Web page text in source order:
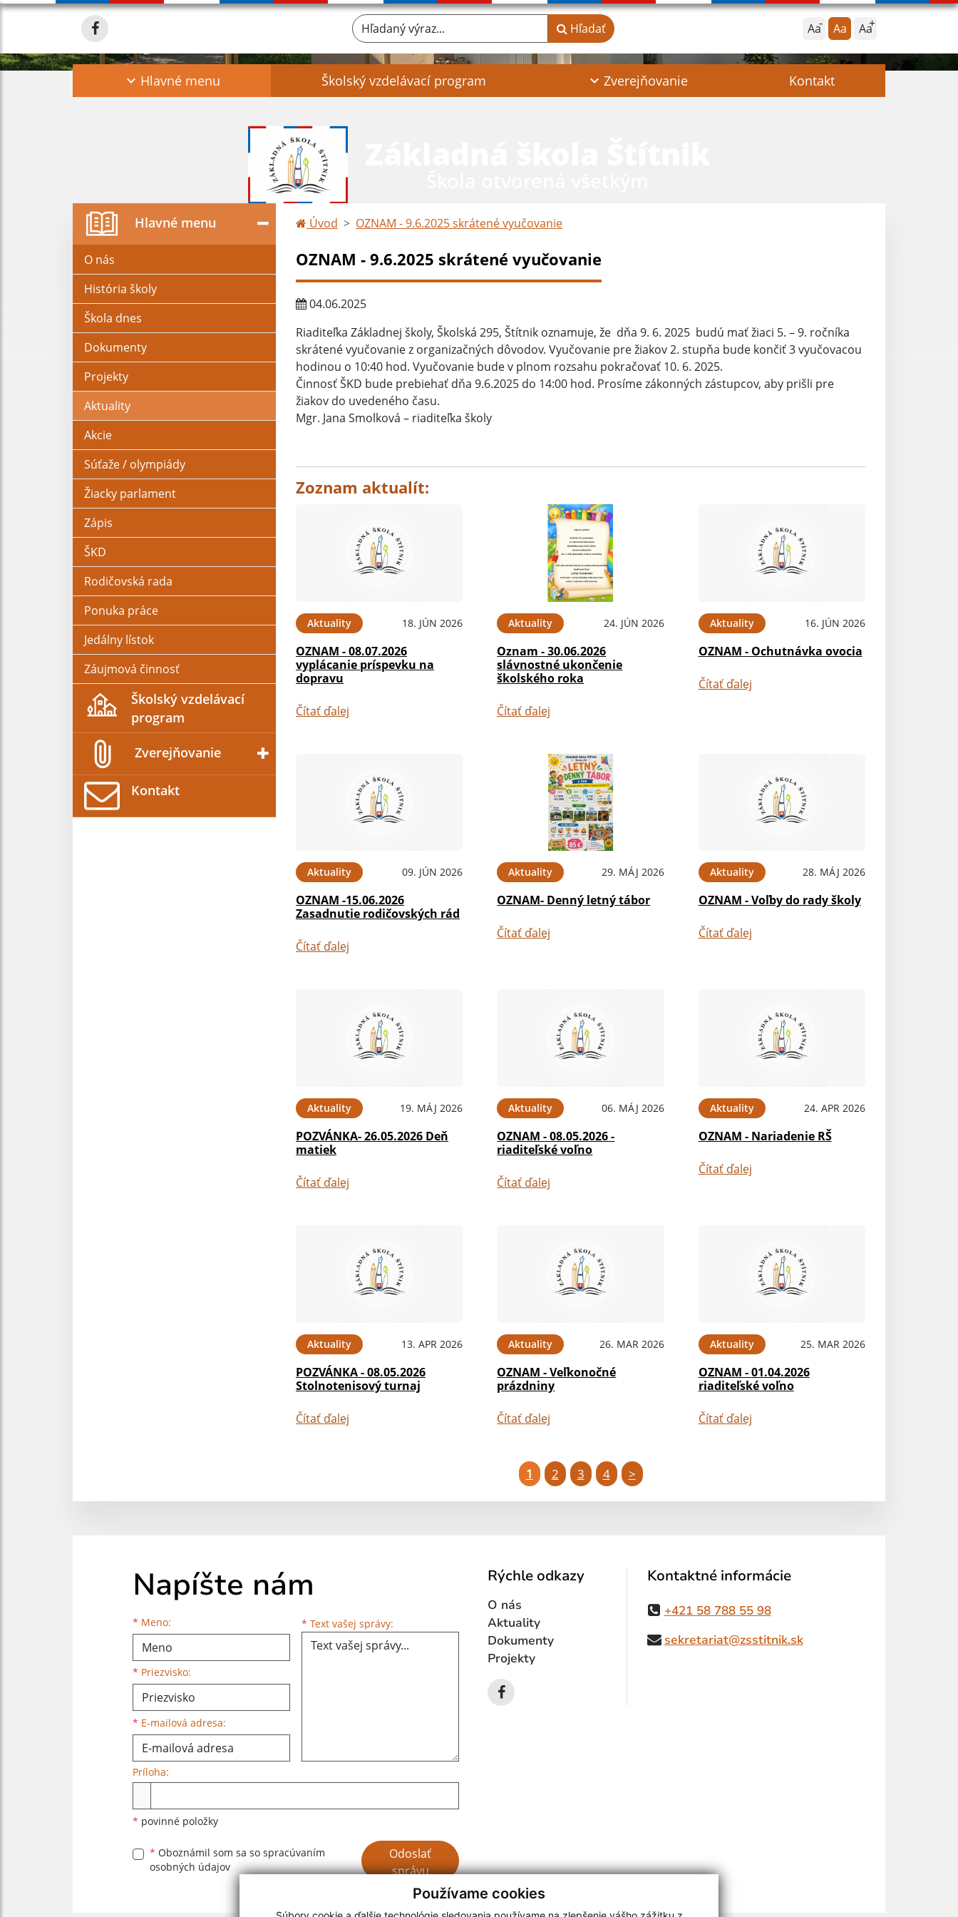
Používame cookies
Aa Aa Aa
Hľadaný výraz... Hľadať
Hlavné menu Školský vzdelávací program Zverejňovanie Kontakt
Hlavné menu
O nás
História školy
Škola dnes
Dokumenty
Projekty
Aktuality
Akcie
Súťaže / olympiády
Žiacky parlament
Zápis
ŠKD
Rodičovská rada
Ponuka práce
Jedálny lístok
Záujmová činnosť
Školský vzdelávací
program
Zverejňovanie
Kontakt
Úvod OZNAM - 9.6.2025 skrátené vyučovanie
OZNAM - 9.6.2025 skrátené vyučovanie
04.06.2025
Riaditeľka Základnej školy, Školská 295, Štítnik oznamuje, že dňa 9. 6. 2025 budú mať žiaci 5. – 9. ročníka
skrátené vyučovanie z organizačných dôvodov. Vyučovanie pre žiakov 2. stupňa bude končiť 3 vyučovacou
hodinou o 10:40 hod. Vyučovanie bude v plnom rozsahu pokračovať 10. 6. 2025.
Činnosť ŠKD bude prebiehať dňa 9.6.2025 do 14:00 hod. Prosíme zákonných zástupcov, aby prišli pre
žiakov do uvedeného času.
Mgr. Jana Smolková – riaditeľka školy
Zoznam aktualít:
Aktuality 18. JÚN 2026
OZNAM - 08.07.2026
vyplácanie príspevku na
dopravu
Čítať ďalej
Aktuality 24. JÚN 2026
Oznam - 30.06.2026
slávnostné ukončenie
školského roka
Čítať ďalej
Aktuality 16. JÚN 2026
OZNAM - Ochutnávka ovocia
Čítať ďalej
Aktuality 09. JÚN 2026
OZNAM -15.06.2026
Zasadnutie rodičovských rád
Čítať ďalej
Aktuality 29. MÁJ 2026
OZNAM- Denný letný tábor
Čítať ďalej
Aktuality 28. MÁJ 2026
OZNAM - Voľby do rady školy
Čítať ďalej
Aktuality 19. MÁJ 2026
POZVÁNKA- 26.05.2026 Deň
matiek
Čítať ďalej
Aktuality 06. MÁJ 2026
OZNAM - 08.05.2026 -
riaditeľské voľno
Čítať ďalej
Aktuality 24. APR 2026
OZNAM - Nariadenie RŠ
Čítať ďalej
Aktuality 13. APR 2026
POZVÁNKA - 08.05.2026
Stolnotenisový turnaj
Čítať ďalej
Aktuality 26. MAR 2026
OZNAM - Veľkonočné
prázdniny
Čítať ďalej
Aktuality 25. MAR 2026
OZNAM - 01.04.2026
riaditeľské voľno
Čítať ďalej
1 2 3 4 >
Napíšte nám
* Meno:
Meno
* Priezvisko:
Priezvisko
* E-mailová adresa:
E-mailová adresa * Text vašej správy: Text vašej správy...
Príloha:
* povinné položky
* Oboznámil som sa so spracúvaním
osobných údajov
Google reCaptcha Response
Odoslať
správu
Rýchle odkazy
O nás
Aktuality
Dokumenty
Projekty
Kontaktné informácie
+421 58 788 55 98
sekretariat@zsstitnik.sk